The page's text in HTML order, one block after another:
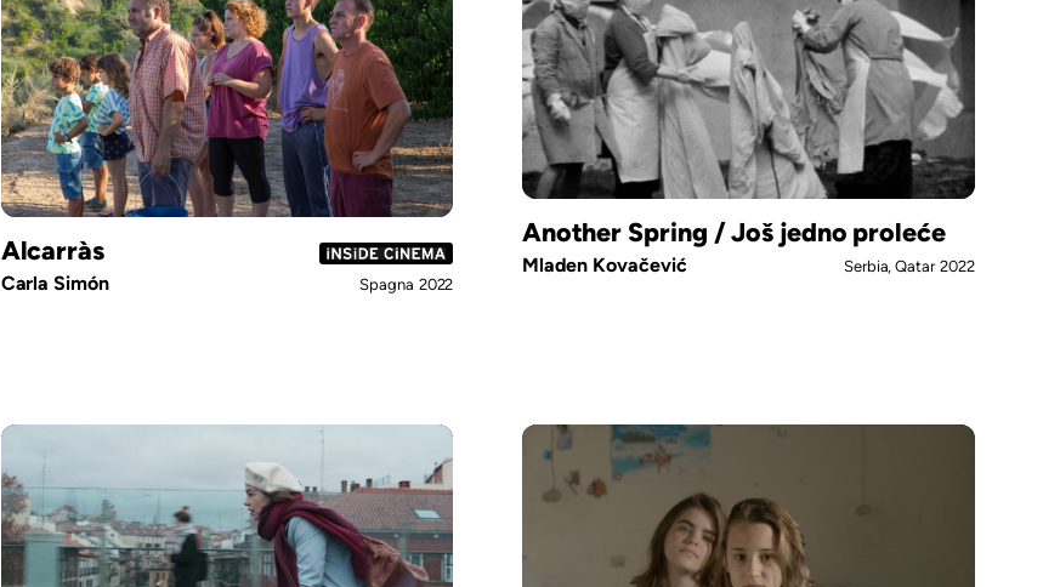
Alcarràs
Carla Simón Spagna 2022
Another Spring / Još jedno proleće
Mladen Kovačević Serbia, Qatar 2022